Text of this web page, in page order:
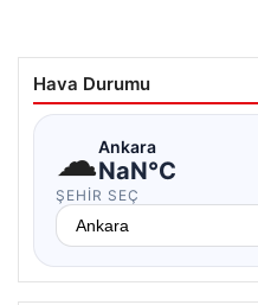
Hava Durumu
☁Ankara
NaN°C
ŞEHIR SEÇ